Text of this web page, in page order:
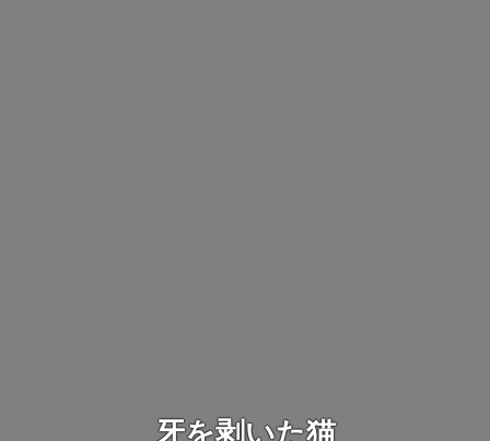
牙を剥いた猫